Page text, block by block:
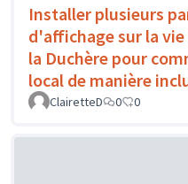
Installer plusieurs
d'affichage sur la
la Duchère pour
local de manière
ClairetteD 0 0